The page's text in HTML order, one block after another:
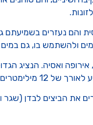
והם נעזרים
ולהשתמש בו, גם
ואסיה. הנציג
הביצים לבדן (שגר